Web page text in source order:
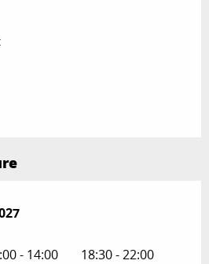
mai 2027
- 14:00 18:30 - 22:00